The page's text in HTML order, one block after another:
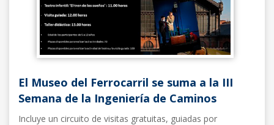
El Museo del Ferrocarril se suma a la III
Semana de la Ingeniería de Caminos
Incluye un circuito de visitas gratuitas, guiadas por